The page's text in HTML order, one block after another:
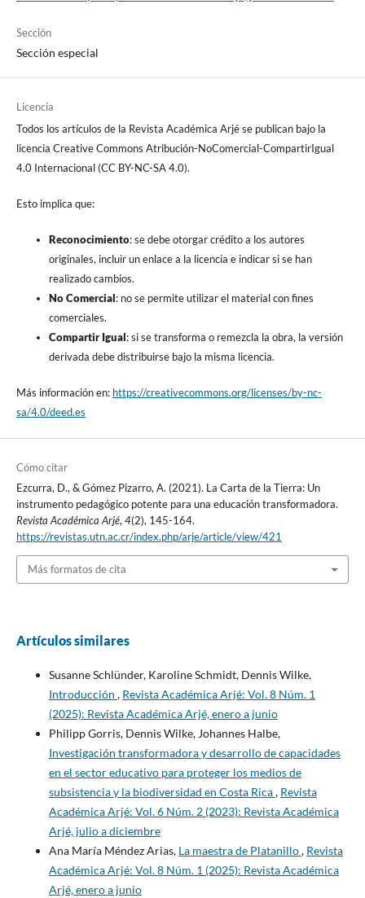
Sección
Sección especial
Licencia
Todos los artículos de la Revista Académica Arjé se publican bajo la
licencia Creative Commons Atribución-NoComercial-CompartirIgual
4.0 Internacional (CC BY-NC-SA 4.0).
Esto implica que:
Reconocimiento: se debe otorgar crédito a los autores
originales, incluir un enlace a la licencia e indicar si se han
realizado cambios.
No Comercial: no se permite utilizar el material con fines
comerciales.
Compartir Igual: si se transforma o remezcla la obra, la versión
derivada debe distribuirse bajo la misma licencia.
Más información en: https://creativecommons.org/licenses/by-nc-
sa/4.0/deed.es
Cómo citar
Ezcurra, D., & Gómez Pizarro, A. (2021). La Carta de la Tierra: Un
instrumento pedagógico potente para una educación transformadora.
Revista Académica Arjé, 4(2), 145-164.
https://revistas.utn.ac.cr/index.php/arje/article/view/421
Más formatos de cita
Artículos similares
Susanne Schlünder, Karoline Schmidt, Dennis Wilke,
Introducción , Revista Académica Arjé: Vol. 8 Núm. 1
(2025): Revista Académica Arjé, enero a junio
Philipp Gorris, Dennis Wilke, Johannes Halbe,
Investigación transformadora y desarrollo de capacidades
en el sector educativo para proteger los medios de
subsistencia y la biodiversidad en Costa Rica, Revista
Académica Arjé: Vol. 6 Núm. 2 (2023): Revista Académica
Arjé, julio a diciembre
Ana María Méndez Arias, La maestra de Platanillo, Revista
Académica Arjé: Vol. 8 Núm. 1 (2025): Revista Académica
Arjé, enero a junio